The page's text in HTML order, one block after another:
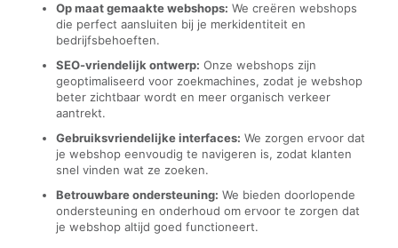
Op maat gemaakte webshops: We creëren webshops
die perfect aansluiten bij je merkidentiteit en
bedrijfsbehoeften.
SEO-vriendelijk ontwerp: Onze webshops zijn
geoptimaliseerd voor zoekmachines, zodat je webshop
beter zichtbaar wordt en meer organisch verkeer
aantrekt.
Gebruiksvriendelijke interfaces: We zorgen ervoor dat
je webshop eenvoudig te navigeren is, zodat klanten
snel vinden wat ze zoeken.
Betrouwbare ondersteuning: We bieden doorlopende
ondersteuning en onderhoud om ervoor te zorgen dat
je webshop altijd goed functioneert.